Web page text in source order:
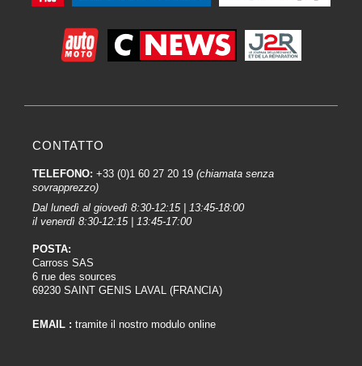
CONTATTO
TELEFONO: +33 (0)1 60 27 20 19 (chiamata senza
sovrapprezzo)
Dal lunedì al giovedì 8:30-12:15 | 13:45-18:00
il venerdì 8:30-12:15 | 13:45-17:00
POSTA:
Carross SAS
6 rue des sources
69230 SAINT GENIS LAVAL (FRANCIA)
EMAIL : tramite il nostro modulo online